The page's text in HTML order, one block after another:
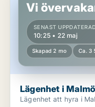
Vi
SENAST
10:25 • 22 maj
Skapad 2 mo Ca. 3
Lägenhet i Malmö
Lägenhet att hyra i